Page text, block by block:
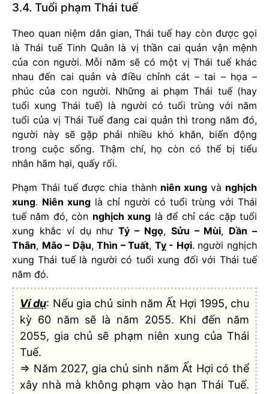
3.4. Tuổi phạm Thái tuế
Theo quan niệm dân gian, Thái tuế hay còn được gọi
là Thái tuế Tinh Quân là vị thần cai quản vận mệnh
của con người. Mỗi năm sẽ có một vị Thái tuế khác
nhau đến cai quản và điều chỉnh cát – tai – họa –
phúc của con người. Những ai phạm Thái tuế (hay
tuổi xung Thái tuế) là người có tuổi trùng với năm
tuổi của vị Thái Tuế đang cai quản thì trong năm đó,
người này sẽ gặp phải nhiều khó khăn, biến động
trong cuộc sống. Thậm chí, họ còn có thể bị tiểu
nhân hãm hại, quấy rối.
Phạm Thái tuế được chia thành niên xungvà nghịch
xung. Niên xung là chỉ người có tuổi trùng với Thái
tuế năm đó, còn nghịch xung là để chỉ các cặp tuổi
xung khắc ví dụ nhưTý – Ngọ, Sửu – Mùi, Dần –
Thân, Mão – Dậu,Thìn – Tuất, Tỵ - Hợi. người nghịch
xung Thái tuế là người có tuổi xung đối với Thái tuế
năm đó.
Ví dụ: Nếu gia chủ sinh năm Ất Hợi 1995, chu
kỳ 60 năm sẽ là năm 2055. Khi đến năm
2055, gia chủ sẽ phạm niên xung của Thái
Tuế.
=> Năm 2027, gia chủ sinh năm Ất Hợi có thể
xây nhà mà không phạm vào hạn Thái Tuế.